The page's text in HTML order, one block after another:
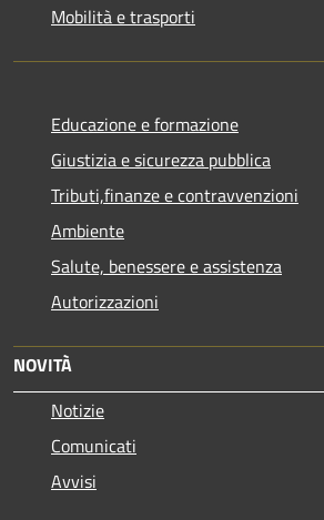
Mobilità e trasporti
Educazione e formazione
Giustizia e sicurezza pubblica
Tributi,finanze e contravvenzioni
Ambiente
Salute, benessere e assistenza
Autorizzazioni
NOVITÀ
Notizie
Comunicati
Avvisi